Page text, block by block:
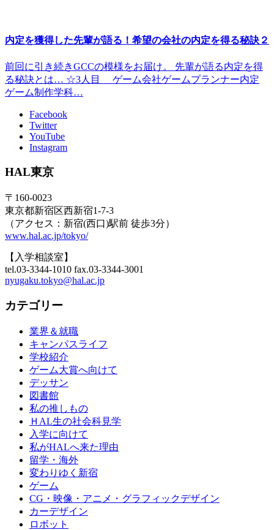
内定を獲得した先輩が語る！希望の会社の内定を得る秘訣２
前回に引き続きGCCの模様をお届け。 先輩が語る内定を得
る秘訣とは… ☆3人目 ゲーム会社ゲームプランナー内定
ゲーム制作学科…
Facebook
Twitter
YouTube
Instagram
HAL東京
〒160-0023
東京都新宿区西新宿1-7-3
（アクセス：新宿(西口)駅前 徒歩3分）
www.hal.ac.jp/tokyo/
【入学相談室】
tel.03-3344-1010 fax.03-3344-3001
nyugaku.tokyo@hal.ac.jp
カテゴリー
業界＆就職
キャンパスライフ
学校紹介
ゲーム大賞へ向けて
デッサン
図書館
私の推しもの
ＨAL生の社会科見学
入学に向けて
私がHALへ来た理由
留学・海外
変わりゆく新宿
ゲーム
CG・映像・アニメ・グラフィックデザイン
カーデザイン
ロボット